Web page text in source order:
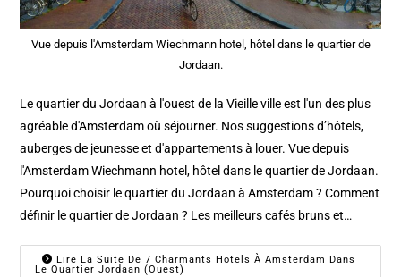
Vue depuis l'Amsterdam Wiechmann hotel, hôtel dans le quartier de
Jordaan.
Le quartier du Jordaan à l'ouest de la Vieille ville est l'un des plus
agréable d'Amsterdam où séjourner. Nos suggestions d’hôtels,
auberges de jeunesse et d'appartements à louer. Vue depuis
l'Amsterdam Wiechmann hotel, hôtel dans le quartier de Jordaan.
Pourquoi choisir le quartier du Jordaan à Amsterdam ? Comment
définir le quartier de Jordaan ? Les meilleurs cafés bruns et…
Lire La Suite De 7 Charmants Hotels À Amsterdam Dans
Le Quartier Jordaan (ouest)